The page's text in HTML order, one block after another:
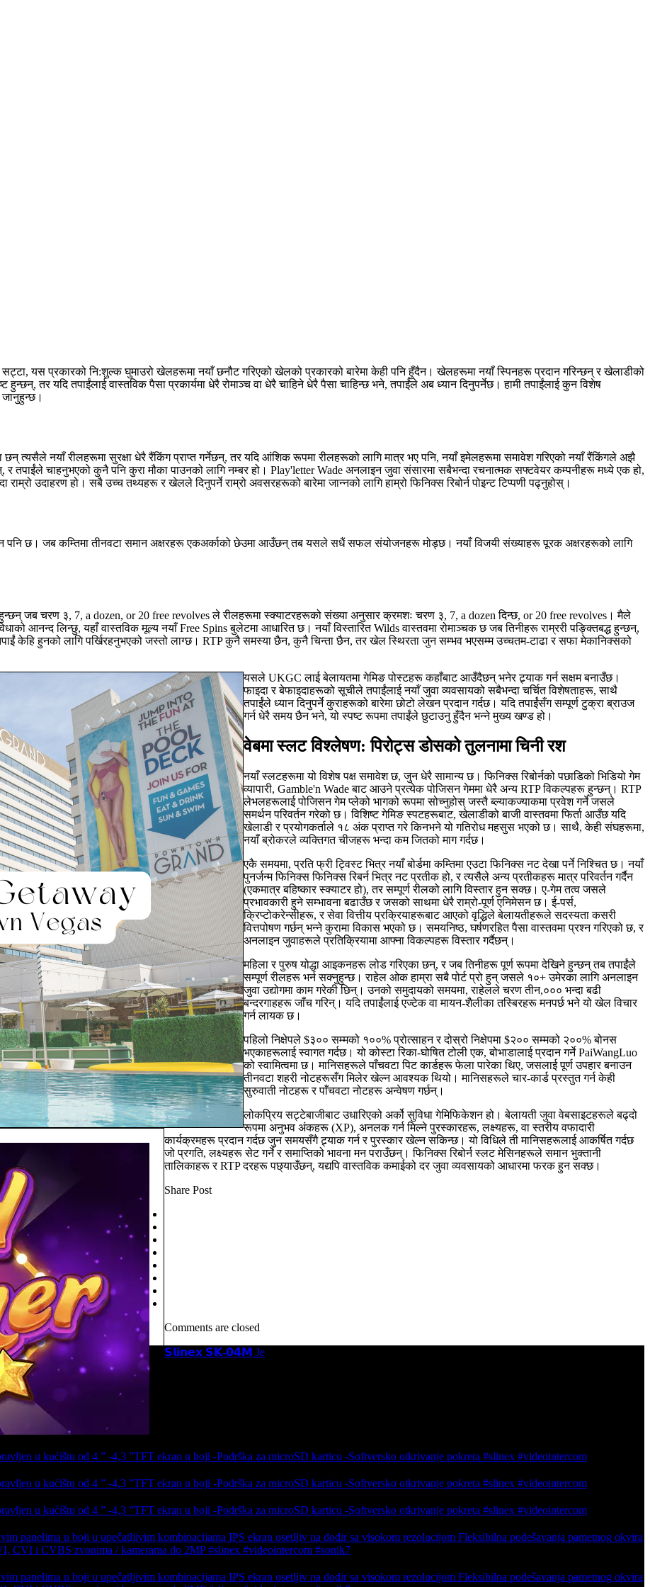
सट्टा, यस प्रकारको नि:शुल्क घुमाउरो खेलहरूमा नयाँ छनौट गरिएको खेलको प्रकारको बारेमा केही पनि हुँदैन। खेलहरूमा नयाँ स्पिनहरू प्रदान गरिन्छन् र खेलाडीको
तर यदि तपाईंलाई वास्तविक पैसा प्रकार्यमा धेरै रोमाञ्च वा धेरै चाहिने धेरै पैसा चाहिन्छ भने, तपाईंले अब ध्यान दिनुपर्नेछ। हामी तपाईंलाई कुन विशेष
छन् त्यसैले नयाँ रीलहरूमा सुरक्षा धेरै रैंकिंग प्राप्त गर्नेछन्, तर यदि आंशिक रूपमा रीलहरूको लागि मात्र भए पनि, नयाँ इमेलहरूमा समावेश गरिएको नयाँ रैंकिंगले अझै
र तपाईंले चाहनुभएको कुनै पनि कुरा मौका पाउनको लागि नम्बर हो। Play'letter Wade अनलाइन जुवा संसारमा सबैभन्दा रचनात्मक सफ्टवेयर कम्पनीहरू मध्ये एक हो,
उदाहरण हो। सबै उच्च तथ्यहरू र खेलले दिनुपर्ने राम्रो अवसरहरूको बारेमा जान्नको लागि हाम्रो फिनिक्स रिबोर्न पोइन्ट टिप्पणी पढ्नुहोस्।
पनि छ। जब कम्तिमा तीनवटा समान अक्षरहरू एकअर्काको छेउमा आउँछन् तब यसले सधैं सफल संयोजनहरू मोड्छ। नयाँ विजयी संख्याहरू पूरक अक्षरहरूको लागि
जब चरण ३, 7, a dozen, or 20 free revolves ले रीलहरूमा स्क्याटरहरूको संख्या अनुसार क्रमशः चरण ३, 7, a dozen दिन्छ, or 20 free revolves। मैले
आनन्द लिन्छु, यहाँ वास्तविक मूल्य नयाँ Free Spins बुलेटमा आधारित छ। नयाँ विस्तारित Wilds वास्तवमा रोमाञ्चक छ जब तिनीहरू राम्ररी पङ्क्तिबद्ध हुन्छन्,
केहि हुनको लागि पर्खिरहनुभएको जस्तो लाग्छ। RTP कुनै समस्या छैन, कुनै चिन्ता छैन, तर खेल स्थिरता जुन सम्भव भएसम्म उच्चतम-टाढा र सफा मेकानिक्सको
यसले UKGC लाई बेलायतमा गेमिङ पोस्टहरू कहाँबाट आउँदैछन् भनेर ट्र्याक गर्न सक्षम बनाउँछ।
फाइदा र बेफाइदाहरूको सूचीले तपाईंलाई नयाँ जुवा व्यवसायको सबैभन्दा चर्चित विशेषताहरू, साथै
तपाईंले ध्यान दिनुपर्ने कुराहरूको बारेमा छोटो लेखन प्रदान गर्दछ। यदि तपाईंसँग सम्पूर्ण टुक्रा ब्राउज
गर्न धेरै समय छैन भने, यो स्पष्ट रूपमा तपाईंले छुटाउनु हुँदैन भन्ने मुख्य खण्ड हो।
वेबमा स्लट विश्लेषण: पिरोट्स डोसको तुलनामा चिनी रश
नयाँ स्लटहरूमा यो विशेष पक्ष समावेश छ, जुन धेरै सामान्य छ। फिनिक्स रिबोर्नको पछाडिको भिडियो गेम
व्यापारी, Gamble'n Wade बाट आउने प्रत्येक पोजिसन गेममा धेरै अन्य RTP विकल्पहरू हुन्छन्। RTP
लेभलहरूलाई पोजिसन गेम प्लेको भागको रूपमा सोच्नुहोस् जस्तै ब्ल्याकज्याकमा प्रवेश गर्ने जसले
समर्थन परिवर्तन गरेको छ। विशिष्ट गेमिङ स्पटहरूबाट, खेलाडीको बाजी वास्तवमा फिर्ता आउँछ यदि
खेलाडी र प्रयोगकर्ताले १८ अंक प्राप्त गरे किनभने यो गतिरोध महसुस भएको छ। साथै, केही संघहरूमा,
नयाँ ब्रोकरले व्यक्तिगत चीजहरू भन्दा कम जितको माग गर्दछ।
एकै समयमा, प्रति फ्री ट्विस्ट भित्र नयाँ बोर्डमा कम्तिमा एउटा फिनिक्स नट देखा पर्ने निश्चित छ। नयाँ
पुनर्जन्म फिनिक्स फिनिक्स रिबर्न भित्र नट प्रतीक हो, र त्यसैले अन्य प्रतीकहरू मात्र परिवर्तन गर्दैन
(एकमात्र बहिष्कार स्क्याटर हो), तर सम्पूर्ण रीलको लागि विस्तार हुन सक्छ। ए-गेम तत्व जसले
प्रभावकारी हुने सम्भावना बढाउँछ र जसको साथमा धेरै राम्रो-पूर्ण एनिमेसन छ। ई-पर्स,
क्रिप्टोकरेन्सीहरू, र सेवा वित्तीय प्रक्रियाहरूबाट आएको वृद्धिले बेलायतीहरूले सदस्यता कसरी
वित्तपोषण गर्छन् भन्ने कुरामा विकास भएको छ। समयनिष्ठ, घर्षणरहित पैसा वास्तवमा प्रश्न गरिएको छ, र
अनलाइन जुवाहरूले प्रतिक्रियामा आफ्ना विकल्पहरू विस्तार गर्दैछन्।
महिला र पुरुष योद्धा आइकनहरू लोड गरिएका छन्, र जब तिनीहरू पूर्ण रूपमा देखिने हुन्छन् तब तपाईंले
सम्पूर्ण रीलहरू भर्न सक्नुहुन्छ। राहेल ओक हाम्रा सबै पोर्ट प्रो हुन् जसले १०+ उमेरका लागि अनलाइन
जुवा उद्योगमा काम गरेकी छिन्। उनको समुदायको समयमा, राहेलले चरण तीन,००० भन्दा बढी
बन्दरगाहहरू जाँच गरिन्। यदि तपाईंलाई एज्टेक वा मायन-शैलीका तस्बिरहरू मनपर्छ भने यो खेल विचार
गर्न लायक छ।
पहिलो निक्षेपले $३०० सम्मको १००% प्रोत्साहन र दोस्रो निक्षेपमा $२०० सम्मको २००% बोनस
भएकाहरूलाई स्वागत गर्दछ। यो कोस्टा रिका-घोषित टोली एक, बोभाडालाई प्रदान गर्ने PaiWangLuo
को स्वामित्वमा छ। मानिसहरूले पाँचवटा पिट कार्डहरू फेला पारेका थिए, जसलाई पूर्ण उपहार बनाउन
तीनवटा शहरी नोटहरूसँग मिलेर खेल्न आवश्यक थियो। मानिसहरूले चार-कार्ड प्रस्तुत गर्न केही
सुरुवाती नोटहरू र पाँचवटा नोटहरू अन्वेषण गर्छन्।
लोकप्रिय सट्टेबाजीबाट उधारिएको अर्को सुविधा गेमिफिकेशन हो। बेलायती जुवा वेबसाइटहरूले बढ्दो
रूपमा अनुभव अंकहरू (XP), अनलक गर्न मिल्ने पुरस्कारहरू, लक्ष्यहरू, वा स्तरीय वफादारी
कार्यक्रमहरू प्रदान गर्दछ जुन समयसँगै ट्र्याक गर्न र पुरस्कार खेल्न सकिन्छ। यो विधिले ती मानिसहरूलाई आकर्षित गर्दछ
जो प्रगति, लक्ष्यहरू सेट गर्ने र समाप्तिको भावना मन पराउँछन्। फिनिक्स रिबोर्न स्लट मेसिनहरूले समान भुक्तानी
तालिकाहरू र RTP दरहरू पछ्याउँछन्, यद्यपि वास्तविक कमाईको दर जुवा व्यवसायको आधारमा फरक हुन सक्छ।
Share Post
Comments are closed
𝗦𝗹𝗶𝗻𝗲𝘅 𝗦𝗞-𝟬𝟰𝗠 Je